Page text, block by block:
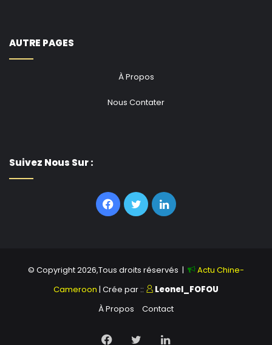
AUTRE PAGES
À Propos
Nous Contater
Suivez Nous Sur :
Facebook
TwitterLinkedin
© Copyright 2026,Tous droits réservés |
Actu Chine-
Cameroon | Crée par ::
Leonel_FOFOU
À Propos
Contact
Facebook
TwitterLinkedin